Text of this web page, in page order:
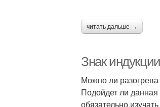
читать дальше →
Знак
Можно ли
Подойдет ли
обязательно